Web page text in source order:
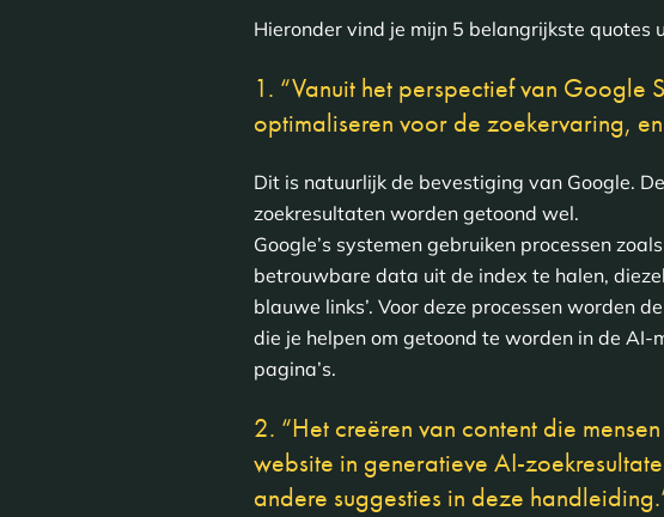
Hieronder vind je mijn 5 belangrijkste
1. “Vanuit het perspectief van Google
optimaliseren voor de zoekervaring,
Dit is natuurlijk de bevestiging van Google.
zoekresultaten worden getoond wel.
Google’s systemen gebruiken processen
betrouwbare data uit de index te halen,
blauwe links’. Voor deze processen worden
die je helpen om getoond te worden in de
pagina’s.
2. “Het creëren van content die
website in generatieve AI-
andere suggesties in deze